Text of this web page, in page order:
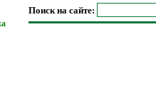
Поиск на сайте: